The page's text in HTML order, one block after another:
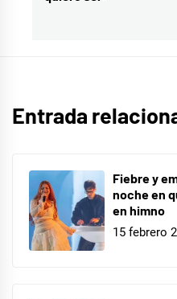
siguiente:
Entrada
Fiebre y
noche en
en himno
15 febrero